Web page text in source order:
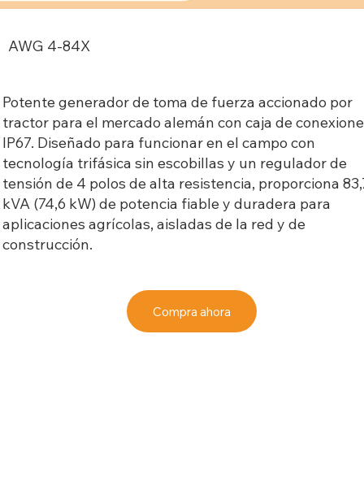
AWG 4-84X
Potente generador de toma de fuerza accionado por
tractor para el mercado alemán con caja de
IP67. Diseñado para funcionar en el campo con
tecnología trifásica sin escobillas y un regulador de
tensión de 4 polos de alta resistencia, proporciona
kVA (74,6 kW) de potencia fiable y duradera para
aplicaciones agrícolas, aisladas de la red y de
construcción.
Compra ahora